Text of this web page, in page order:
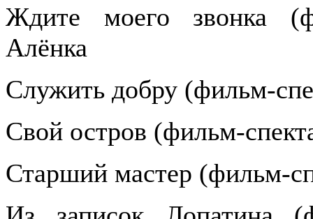
Ждите моего звонка
Алёнка
Служить добру (фильм-
Свой остров (фильм-
Старший мастер (фильм-